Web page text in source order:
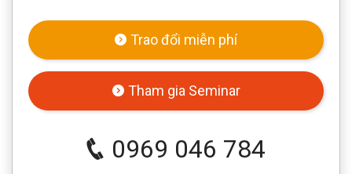
Trao đổi miễn phí
Tham gia Seminar
0969 046 784